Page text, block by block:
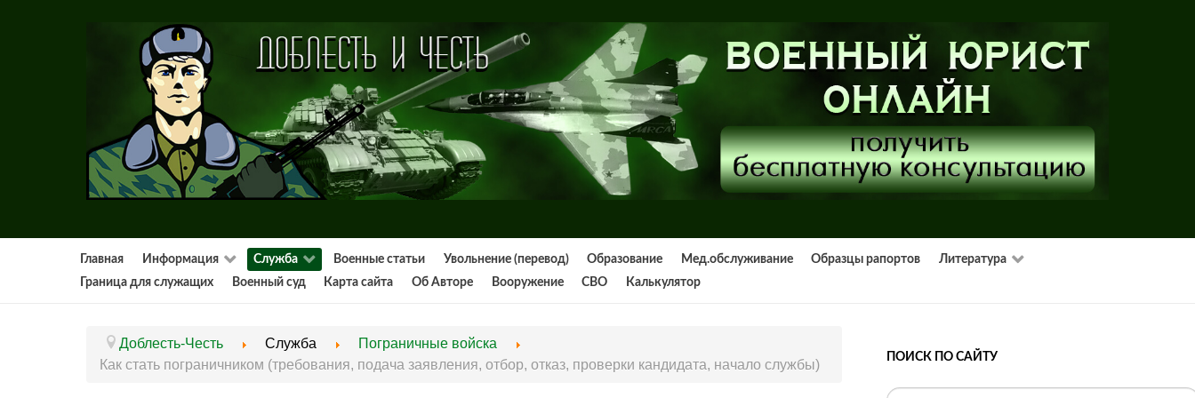
Главная Информация Служба Военные статьи Увольнение (перевод) Образование Мед.обслуживание Образцы рапортов
Литература
Граница для служащих
Военный суд Карта сайта Об Авторе Вооружение СВО Калькулятор
Доблесть-Честь Служба
Пограничные войска
Как стать пограничником (требования, подача заявления, отбор, отказ, проверки кандидата, начало службы)
ПОИСК ПО САЙТУ